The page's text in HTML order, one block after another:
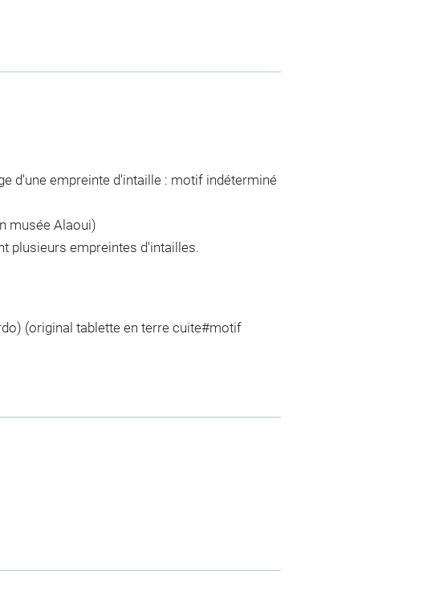
d'une empreinte d'intaille : motif indéterminé
musée Alaoui)
plusieurs empreintes d'intailles.
(original tablette en terre cuite#motif